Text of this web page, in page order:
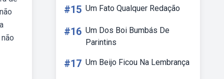
#15 Um Fato Qualquer Redação
#16 Um Dos Boi Bumbás De
Parintins
#17 Um Beijo Ficou Na Lembrança